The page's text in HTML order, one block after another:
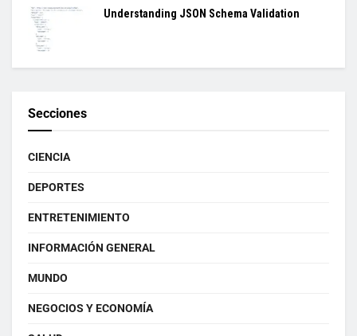
Understanding JSON Schema Validation
Secciones
CIENCIA
DEPORTES
ENTRETENIMIENTO
INFORMACIÓN GENERAL
MUNDO
NEGOCIOS Y ECONOMÍA